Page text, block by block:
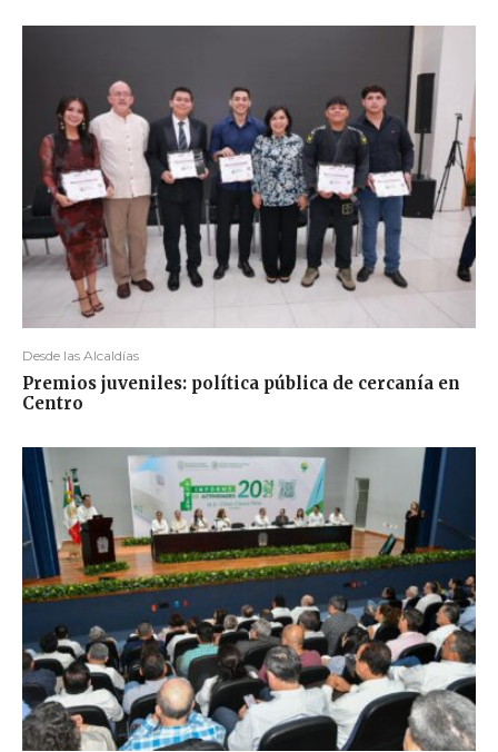
Desde las Alcaldías
Premios juveniles: política pública de cercanía en
Centro